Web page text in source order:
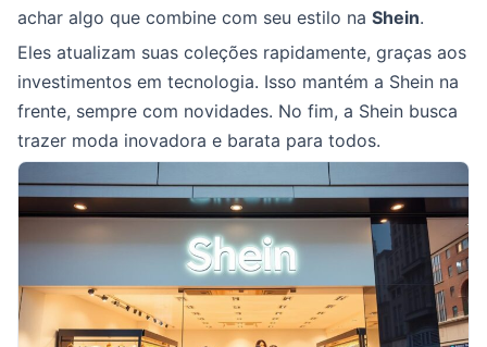
achar algo que combine com seu estilo na Shein.
Eles atualizam suas coleções rapidamente, graças aos
investimentos em tecnologia. Isso mantém a Shein na
frente, sempre com novidades. No fim, a Shein busca
trazer moda inovadora e barata para todos.